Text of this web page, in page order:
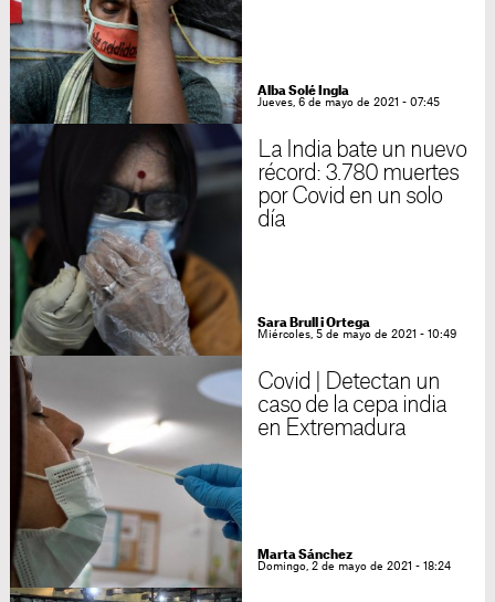
Alba Solé Ingla
Jueves, 6 de mayo de 2021 - 07:45
La India bate un nuevo
récord: 3.780 muertes
por Covid en un solo
día
Sara Brull i Ortega
Miércoles, 5 de mayo de 2021 - 10:49
Covid | Detectan un
caso de la cepa india
en Extremadura
Marta Sánchez
Domingo, 2 de mayo de 2021 - 18:24